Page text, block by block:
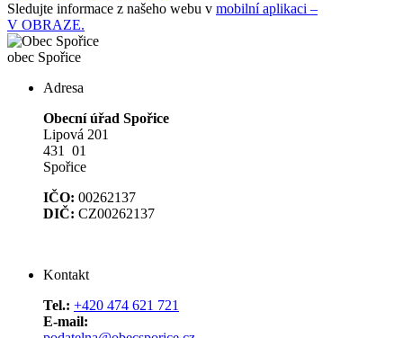
Sledujte informace z našeho webu v mobilní aplikaci –
V OBRAZE.
obec Spořice
Adresa
Obecní úřad Spořice
Lipová 201
431 01
Spořice
IČO: 00262137
DIČ: CZ00262137
Kontakt
Tel.: +420 474 621 721
E-mail: